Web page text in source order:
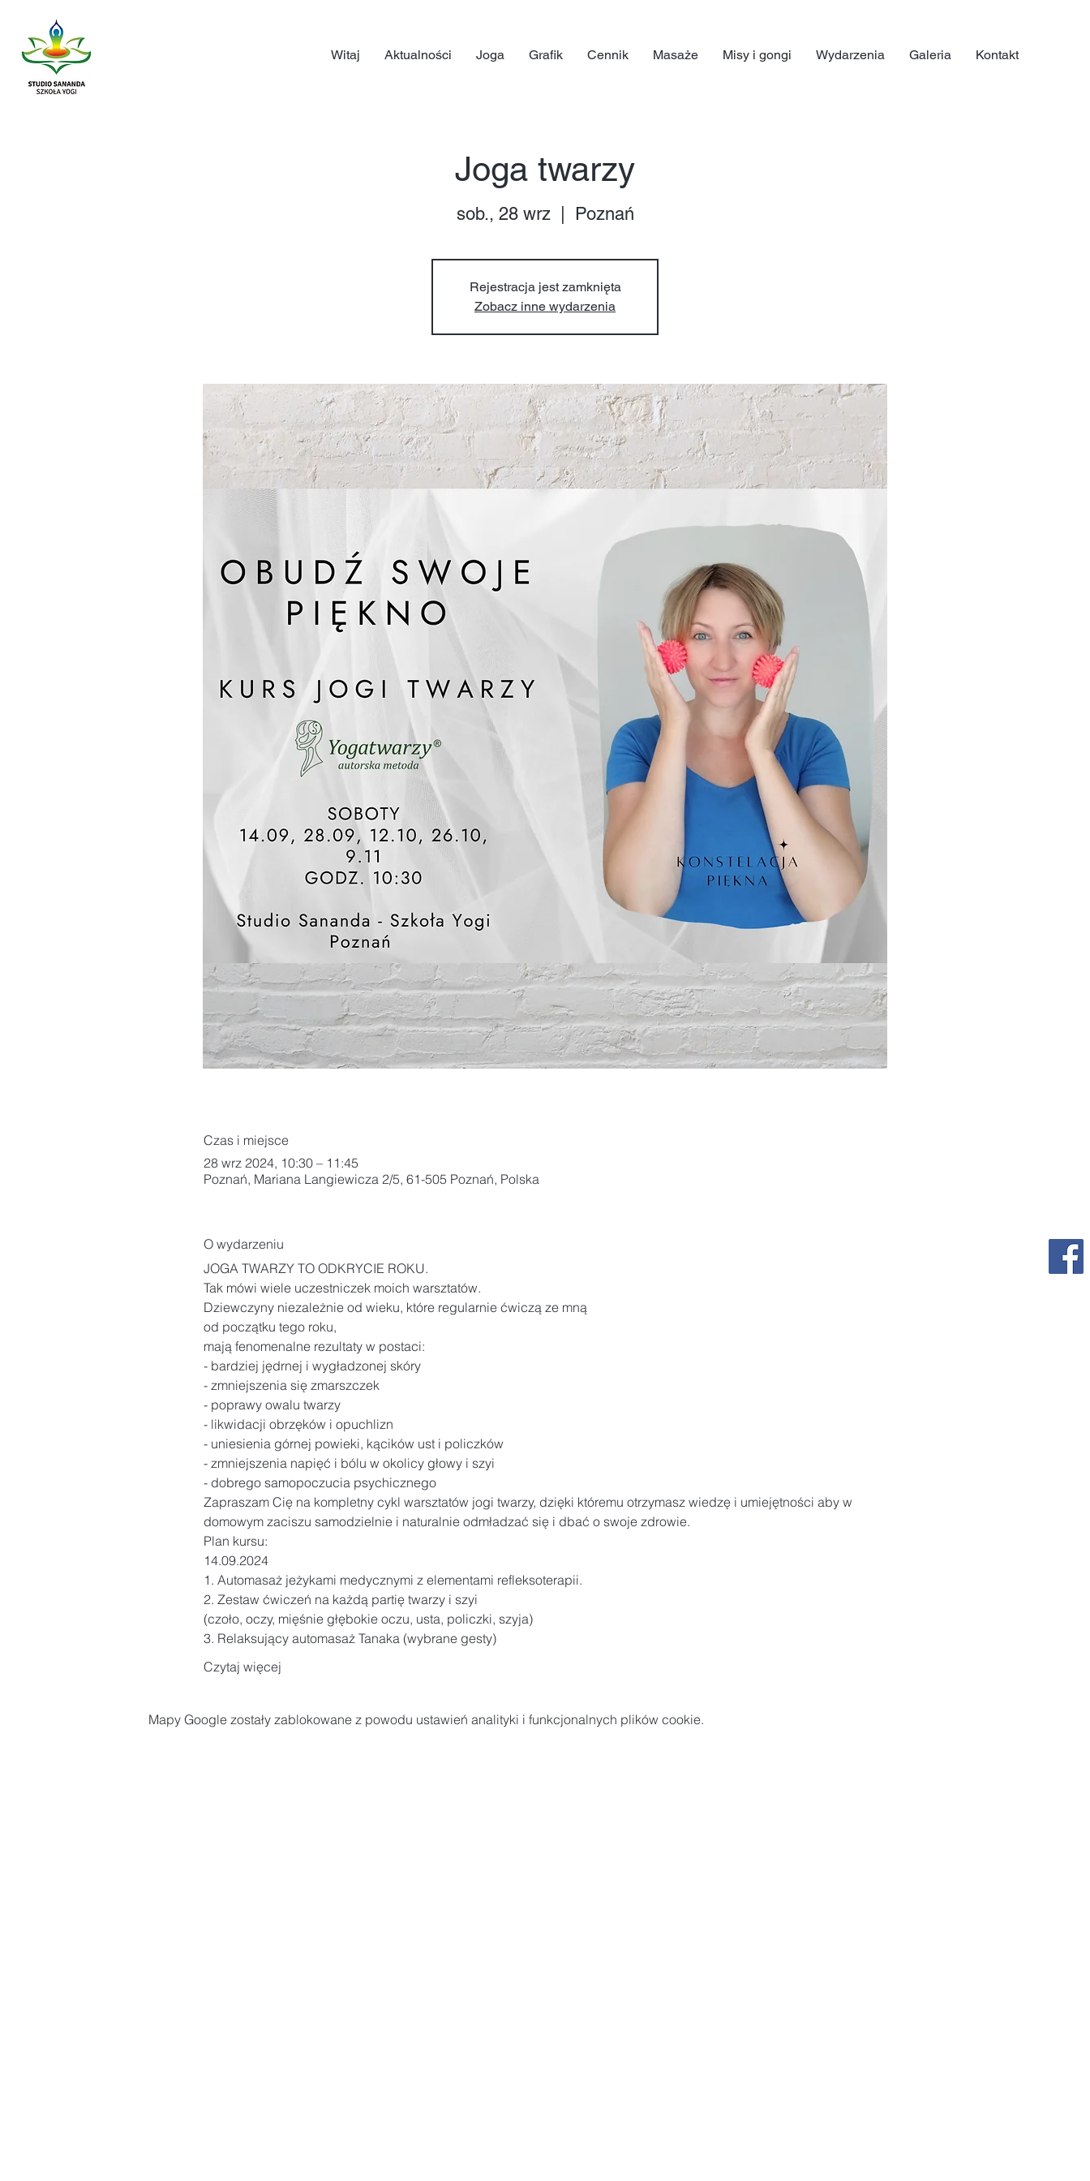
Witaj Aktualności Joga Grafik Cennik Masaże Misy i gongi Wydarzenia Galeria Kontakt
Joga twarzy
sob., 28 wrz
  |
Poznań
Rejestracja jest zamknięta
Zobacz inne wydarzenia
Czas i miejsce
28 wrz 2024, 10:30 – 11:45
Poznań, Mariana Langiewicza 2/5, 61-505 Poznań, Polska
O wydarzeniu
JOGA TWARZY TO ODKRYCIE ROKU.
Tak mówi wiele uczestniczek moich warsztatów.
Dziewczyny niezależnie od wieku, które regularnie ćwiczą ze mną
od początku tego roku,
mają fenomenalne rezultaty w postaci:
- bardziej jędrnej i wygładzonej skóry
- zmniejszenia się zmarszczek
- poprawy owalu twarzy
- likwidacji obrzęków i opuchlizn
- uniesienia górnej powieki, kącików ust i policzków
- zmniejszenia napięć i bólu w okolicy głowy i szyi
- dobrego samopoczucia psychicznego
Zapraszam Cię na kompletny cykl warsztatów jogi twarzy, dzięki któremu otrzymasz wiedzę i umiejętności aby w
domowym zaciszu samodzielnie i naturalnie odmładzać się i dbać o swoje zdrowie.
Plan kursu:
14.09.2024
1. Automasaż jeżykami medycznymi z elementami refleksoterapii.
2. Zestaw ćwiczeń na każdą partię twarzy i szyi
(czoło, oczy, mięśnie głębokie oczu, usta, policzki, szyja)
3. Relaksujący automasaż Tanaka (wybrane gesty)
Czytaj więcej
Mapy Google zostały zablokowane z powodu ustawień analityki i funkcjonalnych plików cookie.